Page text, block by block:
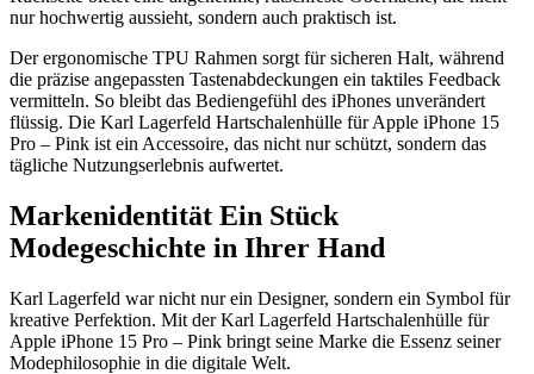
nur hochwertig aussieht, sondern auch praktisch ist.
Der ergonomische TPU Rahmen sorgt für sicheren Halt, während
die präzise angepassten Tastenabdeckungen ein taktiles Feedback
vermitteln. So bleibt das Bediengefühl des iPhones unverändert
flüssig. Die Karl Lagerfeld Hartschalenhülle für Apple iPhone 15
Pro – Pink ist ein Accessoire, das nicht nur schützt, sondern das
tägliche Nutzungserlebnis aufwertet.
Markenidentität Ein Stück
Modegeschichte in Ihrer Hand
Karl Lagerfeld war nicht nur ein Designer, sondern ein Symbol für
kreative Perfektion. Mit der Karl Lagerfeld Hartschalenhülle für
Apple iPhone 15 Pro – Pink bringt seine Marke die Essenz seiner
Modephilosophie in die digitale Welt.